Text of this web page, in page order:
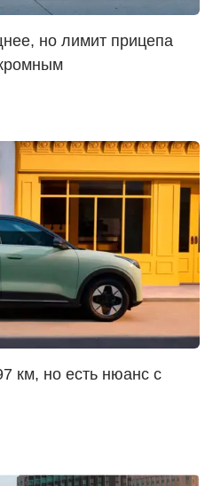
но лимит прицепа
км, но есть нюанс с